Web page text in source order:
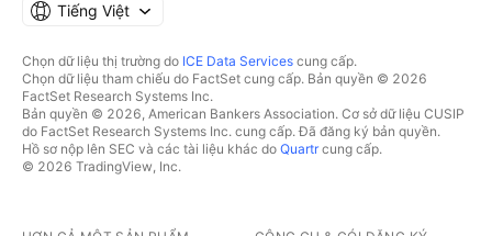
Tiếng Việt
Chọn dữ liệu thị trường do ICE Data Services cung cấp.
Chọn dữ liệu tham chiếu do FactSet cung cấp. Bản quyền © 2026
FactSet Research Systems Inc.
Bản quyền © 2026, American Bankers Association. Cơ sở dữ liệu CUSIP
do FactSet Research Systems Inc. cung cấp. Đã đăng ký bản quyền.
Hồ sơ nộp lên SEC và các tài liệu khác do Quartrcung cấp.
© 2026 TradingView, Inc.